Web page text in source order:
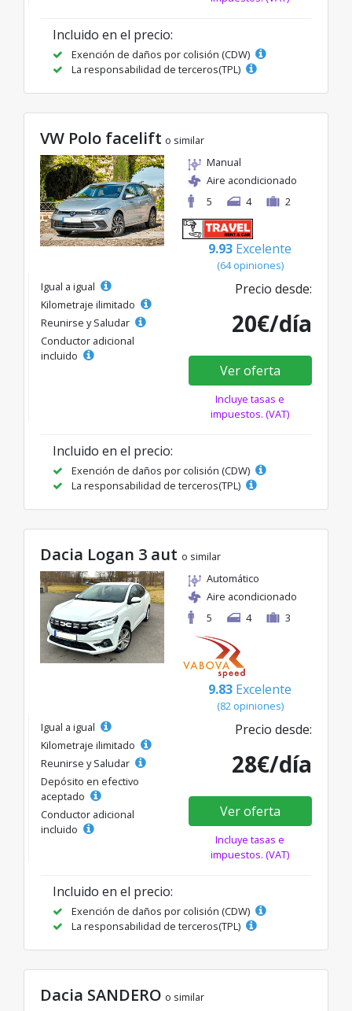
Incluido en el precio:
Exención de daños por colisión (CDW)
La responsabilidad de terceros(TPL)
VW Polo facelift o similar
Manual
Aire acondicionado
5
4 2
9.93 Excelente
(64 opiniones)
Igual a igual
Kilometraje ilimitado
Reunirse y Saludar
Conductor adicional
incluido
Precio desde:
20€/día
Ver oferta
Incluye tasas e
impuestos. (VAT)
Incluido en el precio:
Exención de daños por colisión (CDW)
La responsabilidad de terceros(TPL)
Dacia Logan 3 aut o similar
Automático
Aire acondicionado
5
4 3
9.83 Excelente
(82 opiniones)
Igual a igual
Kilometraje ilimitado
Reunirse y Saludar
Depósito en efectivo
aceptado
Conductor adicional
incluido
Precio desde:
28€/día
Ver oferta
Incluye tasas e
impuestos. (VAT)
Incluido en el precio:
Exención de daños por colisión (CDW)
La responsabilidad de terceros(TPL)
Dacia SANDERO o similar